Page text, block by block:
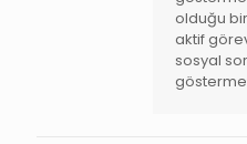
olduğu
aktif
sosyal